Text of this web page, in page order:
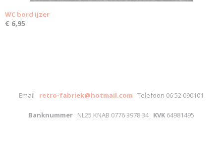
WC bord ijzer
€ 6,95
Email retro-fabriek@hotmail.com Telefoon 06 52 090101
Banknummer NL25 KNAB 0776 3978 34 KVK64981495